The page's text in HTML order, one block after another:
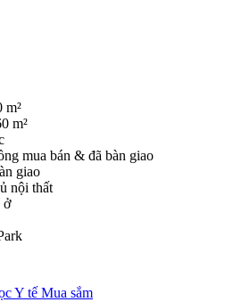
m²
m²
mua bán & đã bàn giao
giao
nội thất
ở
Y tế Mua sắm